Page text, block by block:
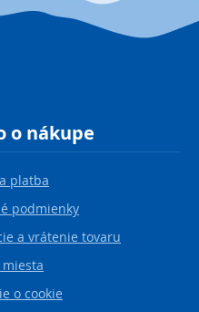
o nákupe
platba
podmienky
a vrátenie tovaru
o cookie